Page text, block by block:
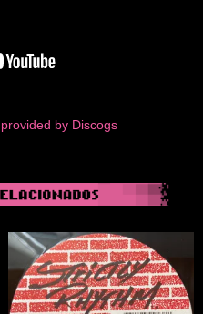
by Discogs